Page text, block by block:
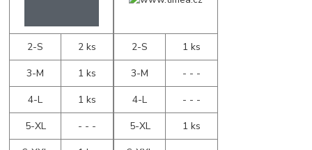
2-S
2 ks
3-M
1 ks
4-L
1 ks
5-XL
- - -
2-S
1 ks
3-M
- - -
4-L
- - -
5-XL
1 ks